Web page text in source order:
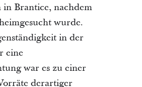
Brantice, nachdem
wurde.
in der
eine
war es zu einer
derartiger